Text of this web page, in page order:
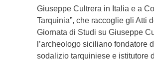
Giuseppe Cultrera in Italia e a
Tarquinia”, che raccoglie gli Atti
Giornata di Studi su Giuseppe
l’archeologo siciliano fondatore
sodalizio tarquiniese e istitutore